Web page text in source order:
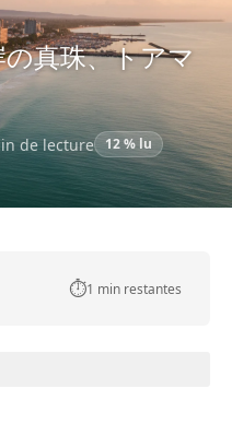
真珠、トアマ
de lecture 12 % lu
⏱️1 min restantes